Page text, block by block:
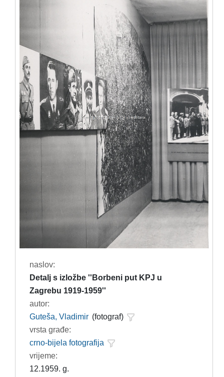
naslov:
Detalj s izložbe ''Borbeni put KPJ u
Zagrebu 1919-1959''
autor:
Guteša, Vladimir (fotograf)
vrsta građe:
crno-bijela fotografija
vrijeme:
12.1959. g.